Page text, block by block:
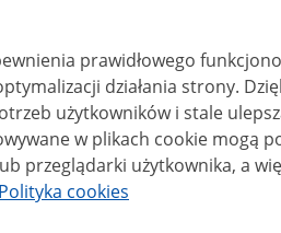
publikowane w serwisie (z
na licencji typu Creative Commons:
4.0 (CC BY-SA 4.0). Materiały
na licencji typu Creative
zależnych 4.0 (CC BY-NC-ND 4.0), o ile
prawidłowego
działania strony. Dzięki nim
użytkowników i stale
przeglądarki użytkownika, a
Polityka cookies